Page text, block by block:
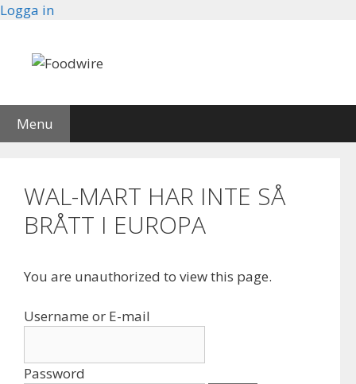
Skip
content
Logga in
Menu
WAL-MART HAR INTE SÅ
BRÅTT I EUROPA
You are unauthorized to view this page.
Username or E-mail
Password